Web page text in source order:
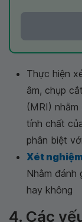
Thực hiện
âm, chụp
(MRI)
tính chất
phân biệt
Xét
Nhằm đánh
hay không
4. Các